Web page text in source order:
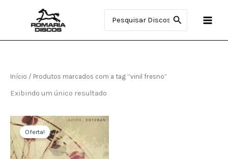
conteúdo
Início / Produtos marcados com a tag “vinil fresno”
Exibindo um único resultado
Oferta!
preço
original
era:
R$220.00.
O
atual
é:
R$200.00.